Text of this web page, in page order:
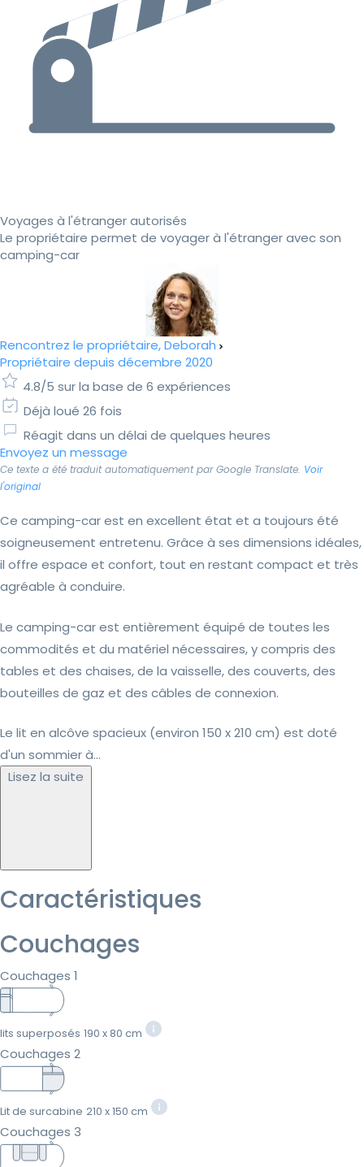
Voyages à l'étranger autorisés
Le propriétaire permet de voyager à l'étranger avec son
camping-car
Rencontrez le propriétaire, Deborah
Propriétaire depuis décembre 2020
4.8/5 sur la base de 6 expériences
Déjà loué 26 fois
Réagit dans un délai de quelques heures
Envoyez un message
Ce texte a été traduit automatiquement par Google Translate. Voir
l'original
Ce camping-car est en excellent état et a toujours été
soigneusement entretenu. Grâce à ses dimensions idéales,
il offre espace et confort, tout en restant compact et très
agréable à conduire.
Le camping-car est entièrement équipé de toutes les
commodités et du matériel nécessaires, y compris des
tables et des chaises, de la vaisselle, des couverts, des
bouteilles de gaz et des câbles de connexion.
Le lit en alcôve spacieux (environ 150 x 210 cm) est doté
d'un sommier à...
Lisez la suite
Caractéristiques
Couchages
Couchages 1
lits superposés 190 x 80 cm
Couchages 2
Lit de surcabine 210 x 150 cm
Couchages 3